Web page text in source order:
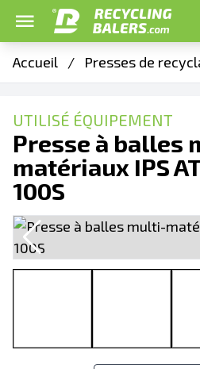
Accueil / Presses de
UTILISÉ ÉQUIPEMENT
Presse à balles
matériaux IPS
100S